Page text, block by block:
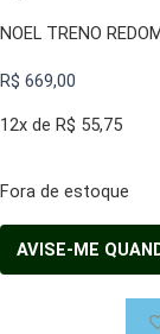
NOEL TRENO
R$ 669,00
12x de R$ 55,75
Fora de estoque